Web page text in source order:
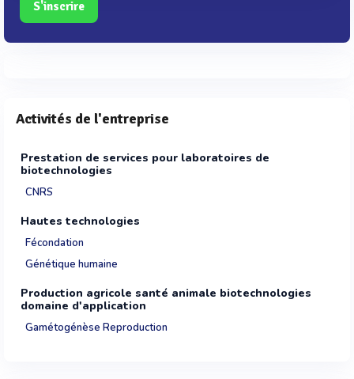
S'inscrire
Activités de l'entreprise
Prestation de services pour laboratoires de
biotechnologies
CNRS
Hautes technologies
Fécondation
Génétique humaine
Production agricole santé animale biotechnologies
domaine d'application
Gamétogénèse Reproduction